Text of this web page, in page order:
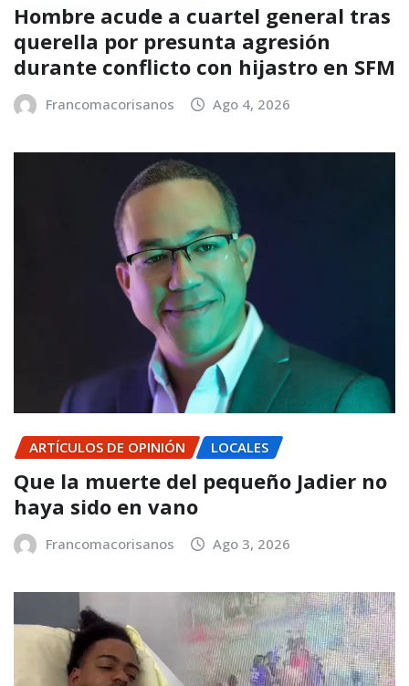
Hombre acude a cuartel general tras
querella por presunta agresión
durante conflicto con hijastro en SFM
Francomacorisanos Ago 4, 2026
ARTÍCULOS DE OPINIÓN LOCALES
Que la muerte del pequeño Jadier no
haya sido en vano
Francomacorisanos Ago 3, 2026